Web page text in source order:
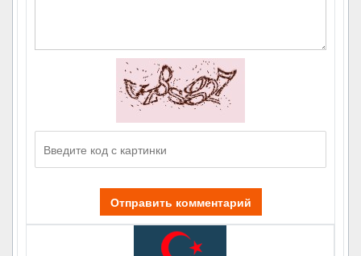
Отправить комментарий